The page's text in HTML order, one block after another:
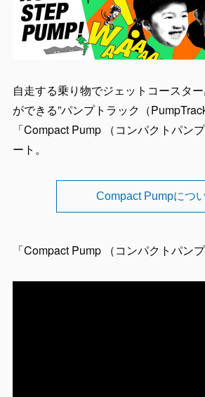
自走する乗り物でジェットコースタ
ができる”パンプトラック（
「Compact Pump （コンパクトパン
ート。
Compact Pumpにつ
「Compact Pump （コンパクトパン